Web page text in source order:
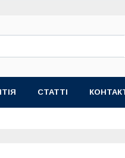
СТАТТІ